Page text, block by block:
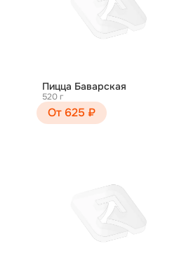
Пицца Баварская
520 г
От 625 ₽